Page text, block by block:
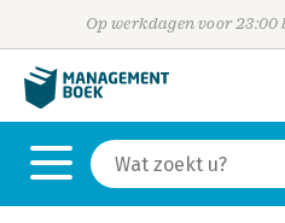
Op werkdagen voor